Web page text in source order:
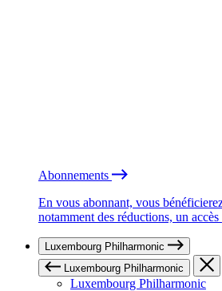
Abonnements
En vous abonnant, vous
notamment des réductions, un
Luxembourg Philharmonic
Luxembourg Philharmonic
Luxembourg Philharmonic